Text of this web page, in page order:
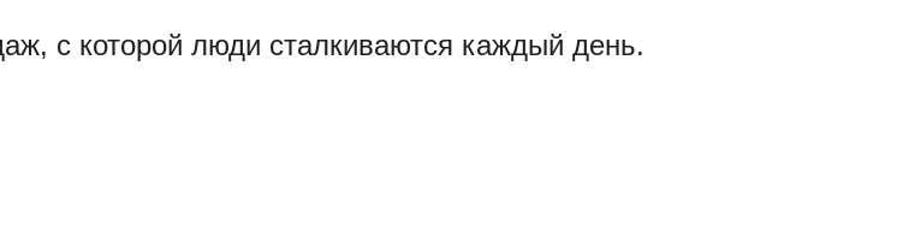
с которой люди сталкиваются каждый день.